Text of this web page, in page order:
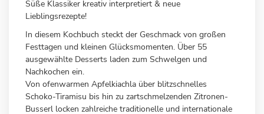
Süße Klassiker kreativ interpretiert & neue
Lieblingsrezepte!
In diesem Kochbuch steckt der Geschmack von großen
Festtagen und kleinen Glücksmomenten. Über 55
ausgewählte Desserts laden zum Schwelgen und
Nachkochen ein.
Von ofenwarmen Apfelkiachla über blitzschnelles
Schoko-Tiramisu bis hin zu zartschmelzenden Zitronen-
Busserl locken zahlreiche traditionelle und internationale